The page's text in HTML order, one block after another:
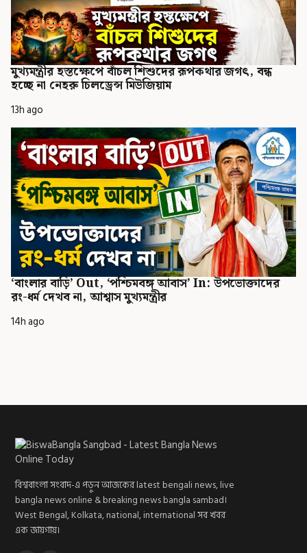
মুখ্যমন্ত্রীর হস্তক্ষেপে বাঁচল শিশুদের রূপকথার জগৎ, বন্ধ
হচ্ছে না নেহরু চিলড্রেন্স মিউজিয়াম
13h ago
‘বাংলার বাড়ি’ Out, ‘পশ্চিমবঙ্গ আবাস’ In: উপভোক্তাদের
রং-ধর্ম দেখব না, আশ্বাস মুখ্যমন্ত্রীর
14h ago
বিশ্ববাংলা সংবাদ-এ পড়ুন আজকের latest bengali news, live
bangla news online & breaking news bangla sambad।
West Bengal, Kolkata, national, international সব খবর
এক জায়গায়।